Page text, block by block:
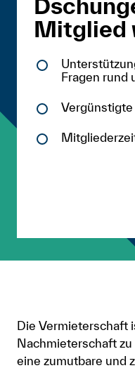
Mitglied
Fragen rund
Die Vermieterschaft
Nachmieterschaft
eine zumutbare und